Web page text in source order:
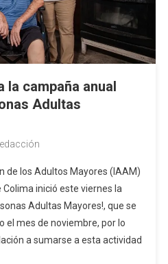
la campaña anual
Adultas
de los Adultos Mayores (IAAM)
inició este viernes la
Adultas Mayores!, que se
el mes de noviembre, por lo
a sumarse a esta actividad